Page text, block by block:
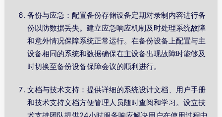
备份与应急：配置备份存储设备定期对录制内容进行备
份以防数据丢失。建立应急响应机制及时处理系统故障
和意外情况保障系统正常运行。在备份设备上配置与主
设备相同的系统和数据确保在主设备出现故障时能够及
时切换至备份设备保障会议的顺利进行。
文档与技术支持：提供详细的系统设计文档、用户手册
和技术支持文档方便管理人员随时查阅和学习。设立技